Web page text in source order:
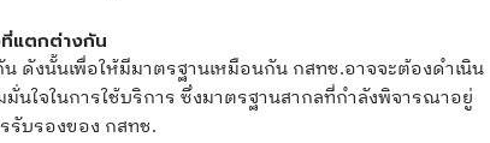
แตกต่างกัน
ดังนั้นเพื่อให้มีมาตรฐานเหมือนกัน กสทช.อาจจะต้องดำเนิน
ใจในการใช้บริการ ซึ่งมาตรฐานสากลที่กำลังพิจารณาอยู่
รับรองของ กสทช.